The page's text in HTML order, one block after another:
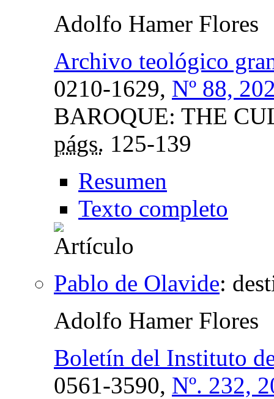
Adolfo Hamer Flores
Archivo teológico
0210-1629, Nº 88,
BAROQUE: THE
págs. 125-139
Resumen
Texto completo
Pablo de Olavide:
Adolfo Hamer Flores
Boletín del Instituto
0561-3590, Nº. 232,